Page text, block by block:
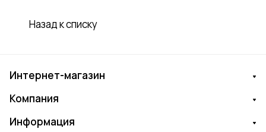
Назад к списку
Интернет-магазин
Компания
Информация